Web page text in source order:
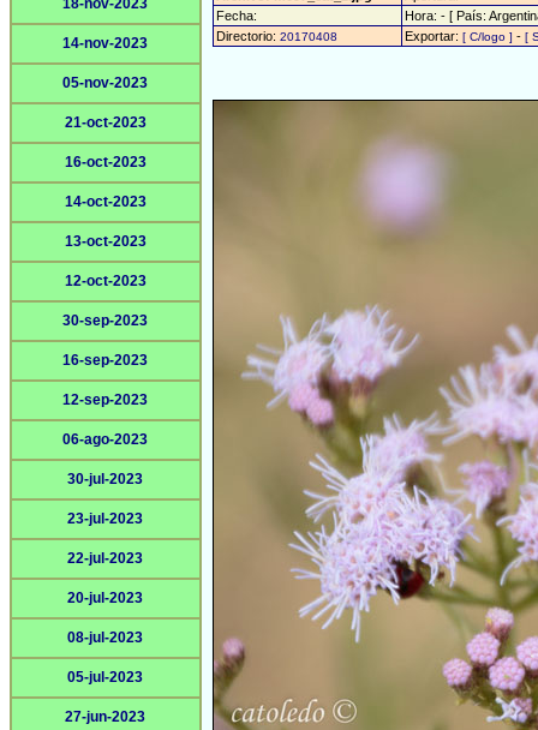
18-nov-2023
14-nov-2023
05-nov-2023
21-oct-2023
16-oct-2023
14-oct-2023
13-oct-2023
12-oct-2023
30-sep-2023
16-sep-2023
12-sep-2023
06-ago-2023
30-jul-2023
23-jul-2023
22-jul-2023
20-jul-2023
08-jul-2023
05-jul-2023
27-jun-2023
Fecha:
Hora: - [ País:
Directorio: 20170408 Exportar: [ C/logo ] - [